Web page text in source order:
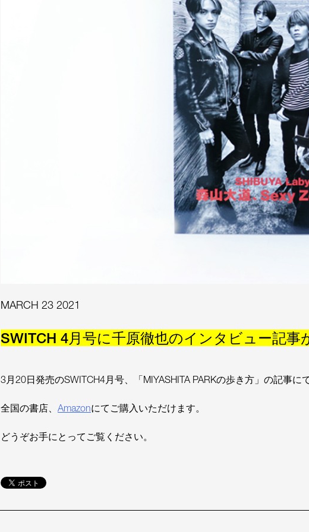
MARCH 23 2021
SWITCH 4月号に千原徹也のインタビュー記事
3月20日発売のSWITCH4月号、「MIYASHITA PARKの歩き方」の記事
全国の書店、 Amazonにてご購入いただけます。
どうぞお手にとってご覧ください。